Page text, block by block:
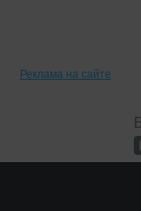
Реклама на сайте